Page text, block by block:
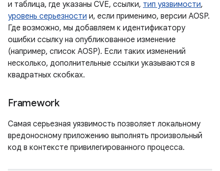
и таблица, где указаны CVE, ссылки, тип уязвимости,
уровень серьезности и, если применимо, версии AOSP.
Где возможно, мы добавляем к идентификатору
ошибки ссылку на опубликованное изменение
(например, список AOSP). Если таких изменений
несколько, дополнительные ссылки указываются в
квадратных скобках.
Framework
Самая серьезная уязвимость позволяет локальному
вредоносному приложению выполнять произвольный
код в контексте привилегированного процесса.